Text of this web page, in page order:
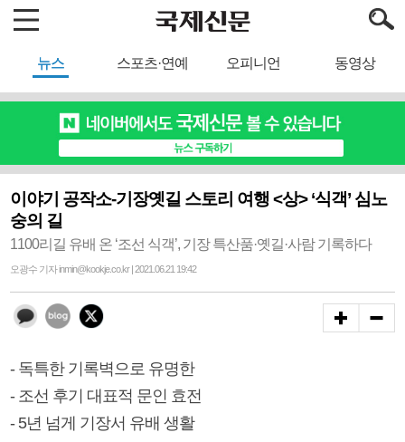
뉴스 스포츠·연예 오피니언 동영상
이야기 공작소-기장옛길 스토리 여행 <상> ‘식객’ 심노
숭의 길
1100리길 유배 온 ‘조선 식객’, 기장 특산품·옛길·사람 기록하다
오광수 기자 inmin@kookje.co.kr | 2021.06.21 19:42
- 독특한 기록벽으로 유명한
- 조선 후기 대표적 문인 효전
- 5년 넘게 기장서 유배 생활